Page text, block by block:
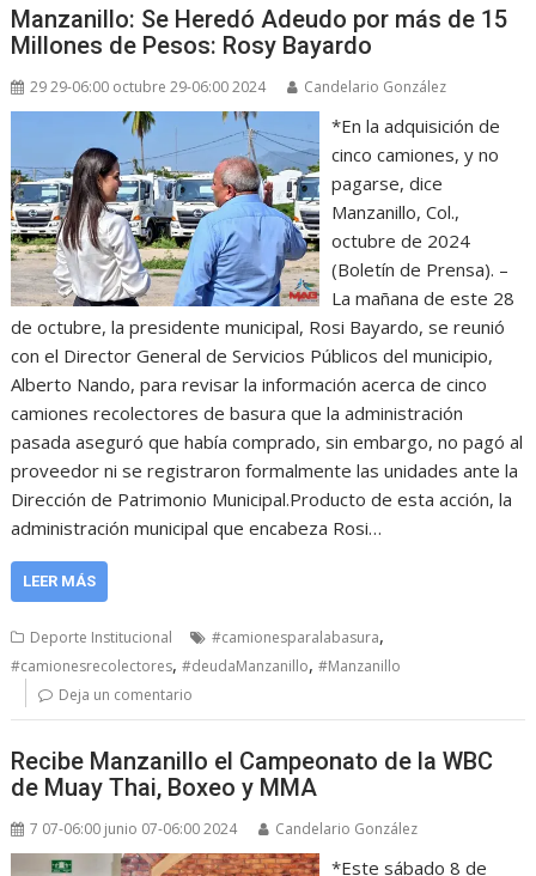
Manzanillo: Se Heredó Adeudo por más de 15
Millones de Pesos: Rosy Bayardo
29 29-06:00 octubre 29-06:00 2024 Candelario González
*En la adquisición de
cinco camiones, y no
pagarse, dice
Manzanillo, Col.,
octubre de 2024
(Boletín de Prensa). –
La mañana de este 28
de octubre, la presidente municipal, Rosi Bayardo, se reunió
con el Director General de Servicios Públicos del municipio,
Alberto Nando, para revisar la información acerca de cinco
camiones recolectores de basura que la administración
pasada aseguró que había comprado, sin embargo, no pagó al
proveedor ni se registraron formalmente las unidades ante la
Dirección de Patrimonio Municipal.Producto de esta acción, la
administración municipal que encabeza Rosi…
LEER MÁS
Deporte Institucional #camionesparalabasura,
#camionesrecolectores,#deudaManzanillo,#Manzanillo
Deja un comentario
Recibe Manzanillo el Campeonato de la WBC
de Muay Thai, Boxeo y MMA
7 07-06:00 junio 07-06:00 2024 Candelario González
*Este sábado 8 de